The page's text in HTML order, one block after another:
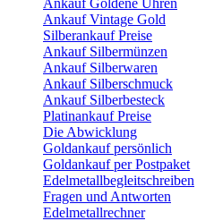
Ankauf Goldene Uhren
Ankauf Vintage Gold
Silberankauf Preise
Ankauf Silbermünzen
Ankauf Silberwaren
Ankauf Silberschmuck
Ankauf Silberbesteck
Platinankauf Preise
Die Abwicklung
Goldankauf persönlich
Goldankauf per Postpaket
Edelmetallbegleitschreiben
Fragen und Antworten
Edelmetallrechner